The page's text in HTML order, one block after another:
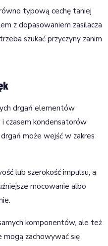
typową cechę taniej
z dopasowaniem zasilacza
szukać przyczyny zanim
drgań elementów
czasem kondensatorów
może wejść w zakres
lub szerokość impulsu, a
mocowanie albo
komponentów, ale też
mogą zachowywać się